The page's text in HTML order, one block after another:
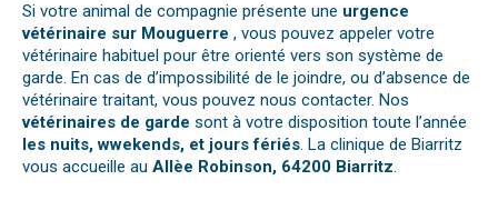
Si votre animal de compagnie présente une urgence
vétérinaire sur Mouguerre , vous pouvez appeler votre
vétérinaire habituel pour être orienté vers son système de
garde. En cas de d’impossibilité de le joindre, ou d’absence de
vétérinaire traitant, vous pouvez nous contacter. Nos
vétérinaires de garde sont à votre disposition toute l’année
les nuits, wwekends, et jours fériés. La clinique de Biarritz
vous accueille au Allèe Robinson, 64200 Biarritz.